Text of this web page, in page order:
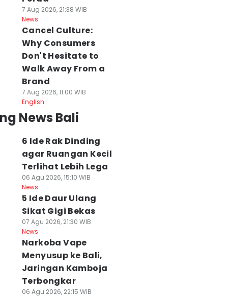
7 Aug 2026, 21:38 WIB
News
Cancel Culture:
Why Consumers
Don't Hesitate to
Walk Away From a
Brand
7 Aug 2026, 11:00 WIB
English
News Bali
6 Ide Rak Dinding
agar Ruangan Kecil
Terlihat Lebih Lega
06 Agu 2026, 15:10 WIB
News
5 Ide Daur Ulang
Sikat Gigi Bekas
07 Agu 2026, 21:30 WIB
News
Narkoba Vape
Menyusup ke Bali,
Jaringan Kamboja
Terbongkar
06 Agu 2026, 22:15 WIB